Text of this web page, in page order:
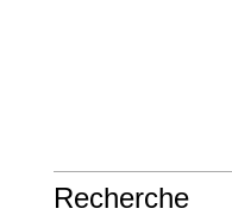
Recherche